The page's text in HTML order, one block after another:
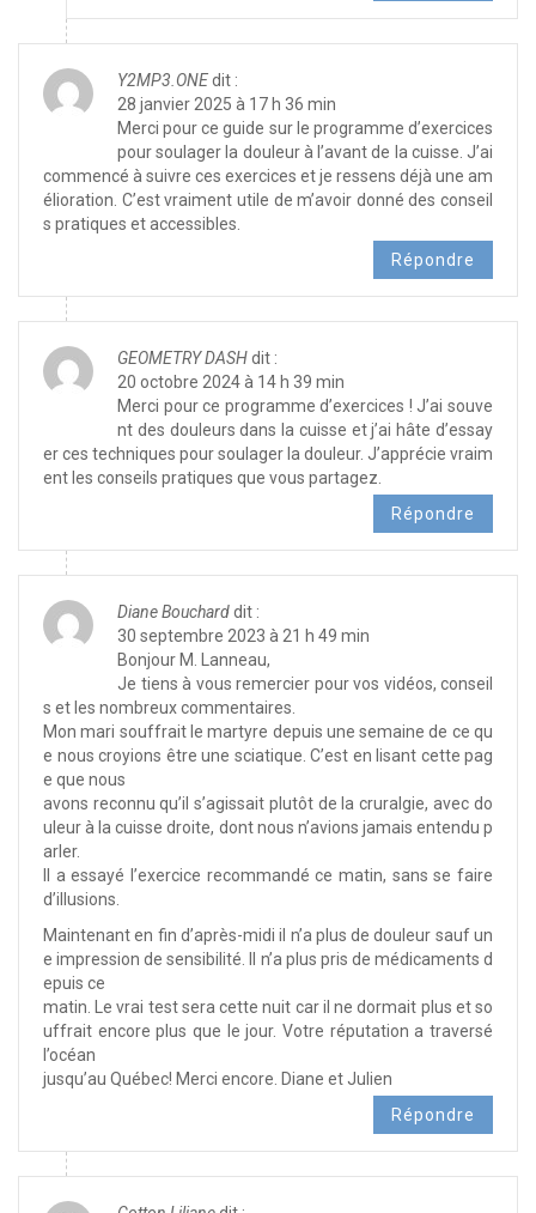
Y2MP3.ONEdit :
28 janvier 2025 à 17 h 36 min
Merci pour ce guide sur le programme d’exercices
pour soulager la douleur à l’avant de la cuisse. J’ai
commencé à suivre ces exercices et je ressens déjà une am
élioration. C’est vraiment utile de m’avoir donné des conseil
s pratiques et accessibles.
Répondre
GEOMETRY DASHdit :
20 octobre 2024 à 14 h 39 min
Merci pour ce programme d’exercices ! J’ai souve
nt des douleurs dans la cuisse et j’ai hâte d’essay
er ces techniques pour soulager la douleur. J’apprécie vraim
ent les conseils pratiques que vous partagez.
Répondre
Diane Boucharddit :
30 septembre 2023 à 21 h 49 min
Bonjour M. Lanneau,
Je tiens à vous remercier pour vos vidéos, conseil
s et les nombreux commentaires.
Mon mari souffrait le martyre depuis une semaine de ce qu
e nous croyions être une sciatique. C’est en lisant cette pag
e que nous
avons reconnu qu’il s’agissait plutôt de la cruralgie, avec do
uleur à la cuisse droite, dont nous n’avions jamais entendu p
arler.
Il a essayé l’exercice recommandé ce matin, sans se faire
d’illusions.
Maintenant en fin d’après-midi il n’a plus de douleur sauf un
e impression de sensibilité. Il n’a plus pris de médicaments d
epuis ce
matin. Le vrai test sera cette nuit car il ne dormait plus et so
uffrait encore plus que le jour. Votre réputation a traversé
l’océan
jusqu’au Québec! Merci encore. Diane et Julien
Répondre